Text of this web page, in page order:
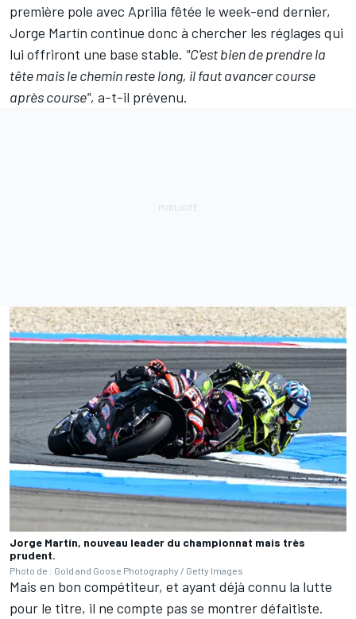
première pole avec Aprilia fêtée le week-end dernier,
Jorge Martín continue donc à chercher les réglages qui
lui offriront une base stable. "C'est bien de prendre la
tête mais le chemin reste long, il faut avancer course
après course", a-t-il prévenu.
Jorge Martín, nouveau leader du championnat mais très
prudent.
Photo de : Gold and Goose Photography / Getty Images
Mais en bon compétiteur, et ayant déjà connu la lutte
pour le titre, il ne compte pas se montrer défaitiste.